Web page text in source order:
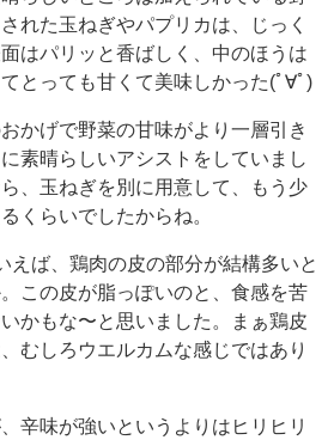
れた玉ねぎやパプリカは、じっく
はパリッと香ばしく、中のほうは
とっても甘くて美味しかった(ﾟ∀ﾟ)
かげで野菜の甘味がより一層引き
素晴らしいアシストをしていまし
、玉ねぎを別に用意して、もう少
くらいでしたからね。
えば、鶏肉の皮の部分が結構多いと
この皮が脂っぽいのと、食感を苦
かもな〜と思いました。まぁ鶏皮
むしろウエルカムな感じではあり
辛味が強いというよりはヒリヒリ